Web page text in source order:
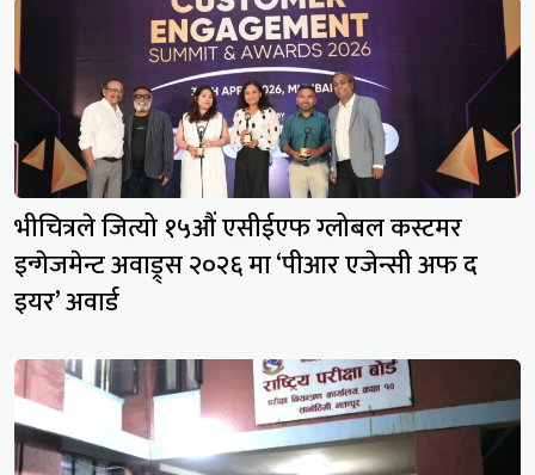
भीचित्रले जित्यो १५औं एसीईएफ ग्लोबल कस्टमर
इन्गेजमेन्ट अवाड्र्स २०२६ मा ‘पीआर एजेन्सी अफ द
इयर’ अवार्ड